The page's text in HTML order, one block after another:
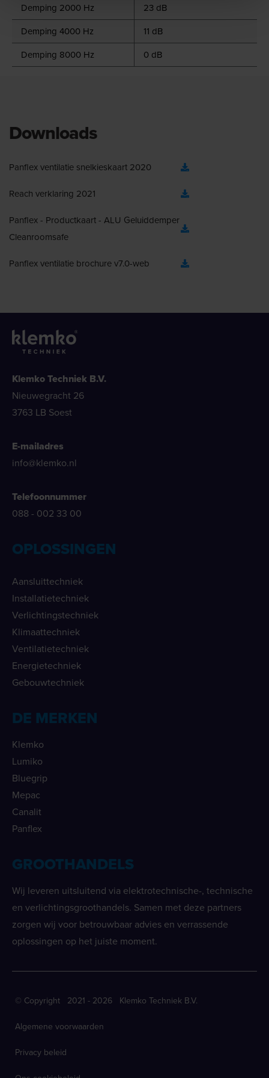
Demping 2000 Hz
23 dB
Demping 4000 Hz
11 dB
Demping 8000 Hz
0 dB
Downloads
Panflex ventilatie snelkieskaart 2020
Reach verklaring 2021
Panflex - Productkaart - ALU Geluiddemper
Cleanroomsafe
Panflex ventilatie brochure v7.0-web
Klemko Techniek B.V.
Nieuwegracht 26
3763 LB Soest
E-mailadres
info@klemko.nl
Telefoonnummer
088 - 002 33 00
OPLOSSINGEN
Aansluittechniek
Installatietechniek
Verlichtingstechniek
Klimaattechniek
Ventilatietechniek
Energietechniek
Gebouwtechniek
DE MERKEN
Klemko
Lumiko
Bluegrip
Mepac
Canalit
Panflex
GROOTHANDELS
Wij leveren uitsluitend via elektrotechnische-, technische
en verlichtingsgroothandels. Samen met deze partners
zorgen wij voor betrouwbaar advies en verrassende
oplossingen op het juiste moment.
© Copyright 2021 - 2026 Klemko Techniek B.V.
Algemene voorwaarden
Privacy beleid